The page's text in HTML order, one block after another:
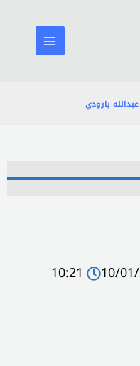
بارودي
10/
10:21